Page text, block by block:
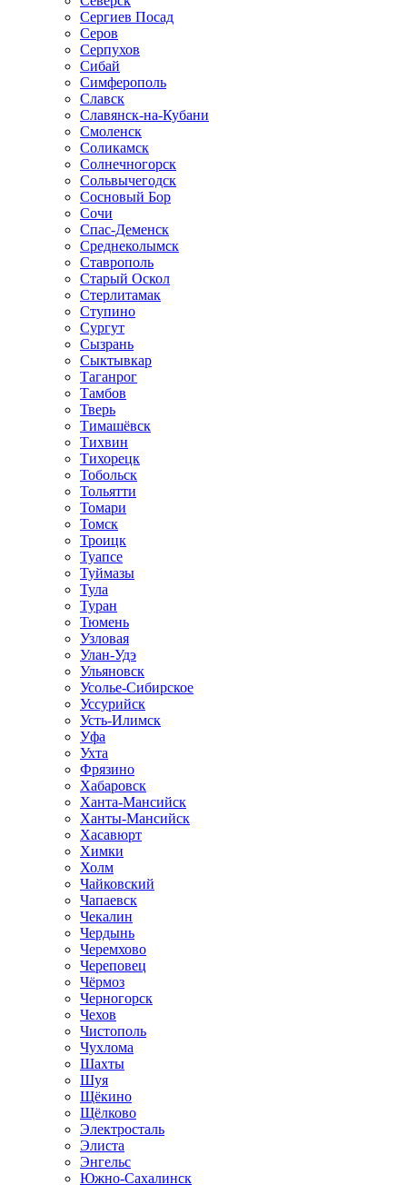
Сергиев Посад
Серов
Серпухов
Сибай
Симферополь
Славск
Славянск-на-Кубани
Смоленск
Соликамск
Солнечногорск
Сольвычегодск
Сосновый Бор
Сочи
Спас-Деменск
Среднеколымск
Ставрополь
Старый Оскол
Стерлитамак
Ступино
Сургут
Сызрань
Сыктывкар
Таганрог
Тамбов
Тверь
Тимашёвск
Тихвин
Тихорецк
Тобольск
Тольятти
Томари
Томск
Троицк
Туапсе
Туймазы
Тула
Туран
Тюмень
Узловая
Улан-Удэ
Ульяновск
Усолье-Сибирское
Уссурийск
Усть-Илимск
Уфа
Ухта
Фрязино
Хабаровск
Ханта-Мансийск
Ханты-Мансийск
Хасавюрт
Химки
Холм
Чайковский
Чапаевск
Чекалин
Чердынь
Черемхово
Череповец
Чёрмоз
Черногорск
Чехов
Чистополь
Чухлома
Шахты
Шуя
Щёкино
Щёлково
Электросталь
Элиста
Энгельс
Южно-Сахалинск